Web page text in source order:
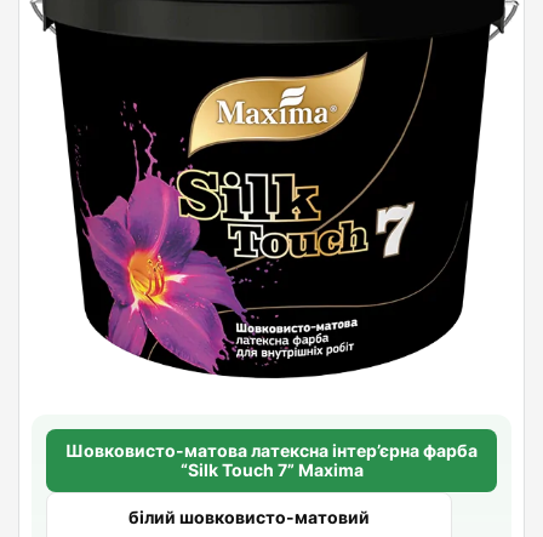
Шовковисто-матова латексна інтер’єрна фарба
“Silk Touch 7” Maxima
білий шовковисто-матовий